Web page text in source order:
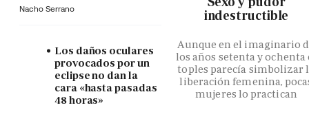
Nacho Serrano
Los daños oculares
provocados por un
eclipse no dan la
cara «hasta pasadas
48 horas»
indestructible
Aunque en el imaginario
los años setenta y ochenta
toples parecía simbolizar
liberación femenina,
mujeres lo practican